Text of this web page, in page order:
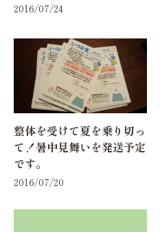
2016/07/24
整体を受けて夏を乗り切っ
て！暑中見舞いを発送予定
です。
2016/07/20